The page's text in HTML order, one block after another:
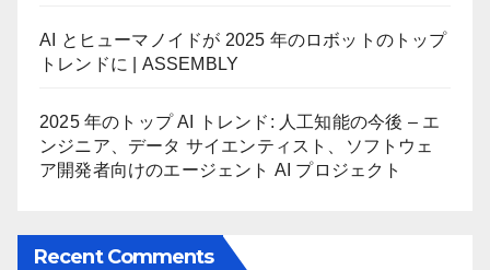
AI とヒューマノイドが 2025 年のロボットのトップ
トレンドに | ASSEMBLY
2025 年のトップ AI トレンド: 人工知能の今後 – エ
ンジニア、データ サイエンティスト、ソフトウェ
ア開発者向けのエージェント AI プロジェクト
Recent Comments